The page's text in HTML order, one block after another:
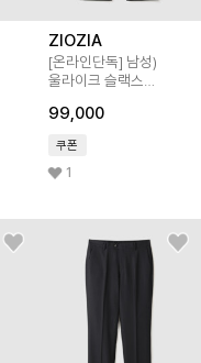
ZIOZIA
[온라인단독] 남성)
울라이크 슬랙스
99,000
쿠폰
1